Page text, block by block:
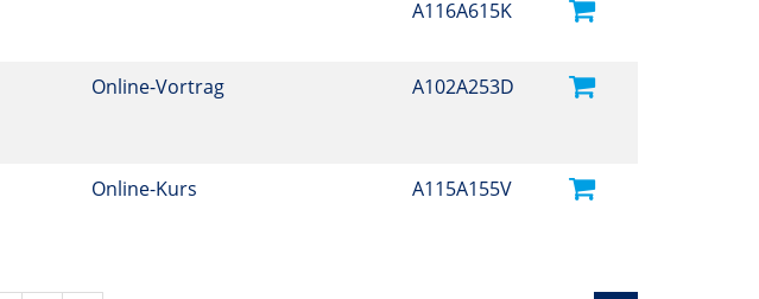
A116A615K
Online-Vortrag A102A253D
Online-Kurs A115A155V